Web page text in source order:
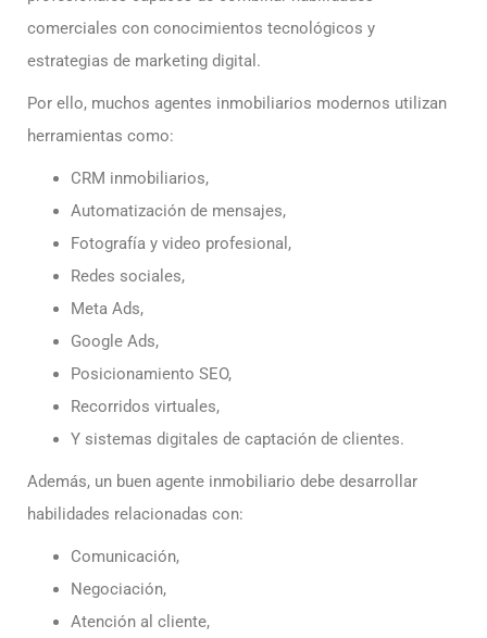
comerciales con conocimientos tecnológicos y
estrategias de marketing digital.
Por ello, muchos agentes inmobiliarios modernos utilizan
herramientas como:
CRM inmobiliarios,
Automatización de mensajes,
Fotografía y video profesional,
Redes sociales,
Meta Ads,
Google Ads,
Posicionamiento SEO,
Recorridos virtuales,
Y sistemas digitales de captación de clientes.
Además, un buen agente inmobiliario debe desarrollar
habilidades relacionadas con:
Comunicación,
Negociación,
Atención al cliente,